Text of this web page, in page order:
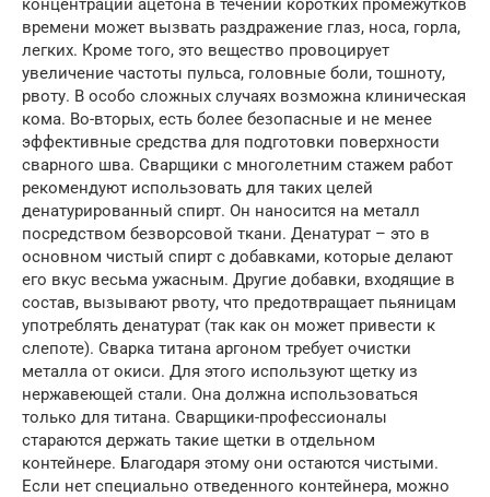
концентраций ацетона в течении коротких промежутков
времени может вызвать раздражение глаз, носа, горла,
легких. Кроме того, это вещество провоцирует
увеличение частоты пульса, головные боли, тошноту,
рвоту. В особо сложных случаях возможна клиническая
кома. Во-вторых, есть более безопасные и не менее
эффективные средства для подготовки поверхности
сварного шва. Сварщики с многолетним стажем работ
рекомендуют использовать для таких целей
денатурированный спирт. Он наносится на металл
посредством безворсовой ткани. Денатурат – это в
основном чистый спирт с добавками, которые делают
его вкус весьма ужасным. Другие добавки, входящие в
состав, вызывают рвоту, что предотвращает пьяницам
употреблять денатурат (так как он может привести к
слепоте). Сварка титана аргоном требует очистки
металла от окиси. Для этого используют щетку из
нержавеющей стали. Она должна использоваться
только для титана. Сварщики-профессионалы
стараются держать такие щетки в отдельном
контейнере. Благодаря этому они остаются чистыми.
Если нет специально отведенного контейнера, можно